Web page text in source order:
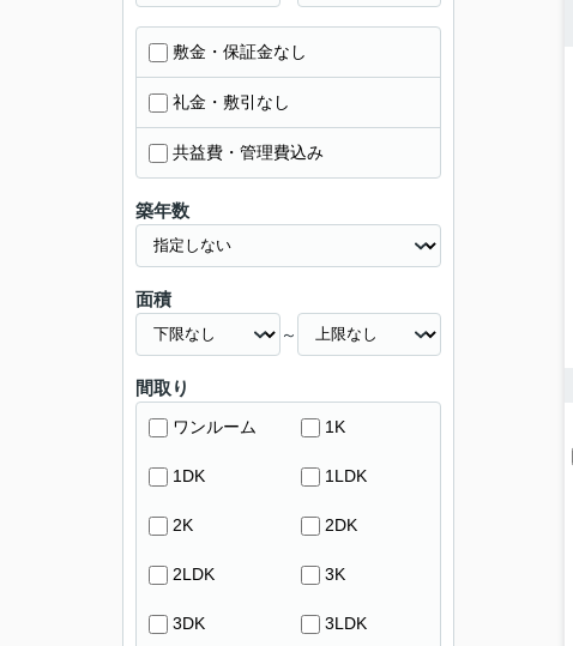
敷金・保証金なし
礼金・敷引なし
共益費・管理費込み
築年数
面積
～
間取り
ワンルーム 1K
1DK 1LDK
2K 2DK
2LDK 3K
3DK 3LDK